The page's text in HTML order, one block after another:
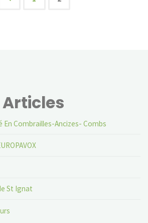
En Combrailles-Ancizes- Combs
St Ignat